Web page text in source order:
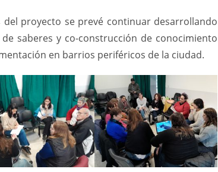
del proyecto se prevé continuar desarrollando
saberes y co-construcción de conocimiento
en barrios periféricos de la ciudad.